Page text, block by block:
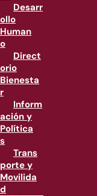
Desarr
ollo
Human
o
Direct
orio
Bienesta
r
Inform
ación y
Política
s
Trans
porte y
Movilida
d